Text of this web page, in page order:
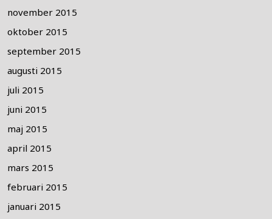
november 2015
oktober 2015
september 2015
augusti 2015
juli 2015
juni 2015
maj 2015
april 2015
mars 2015
februari 2015
januari 2015